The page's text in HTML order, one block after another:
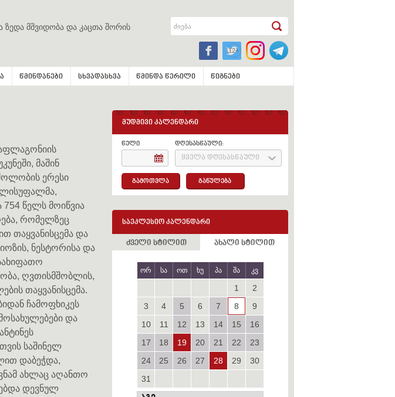
ზედა მშვიდობა და კაცთა შორის
წმინდანები სხვადასხვა წმინდა წერილი წიგნები
მაშინ
ერესი
754 წელს მოიწვია
რომელზეც
თაყვანისცემა და
ნესტორისა და
ღვთისმშობლის,
თაყვანისცემა.
ჩამოფხიკეს
და
საშინელ
დაბეჭდა,
ახლაც აღანთო
დევნულ
მუდმივი კალენდარი
წელი დღესასწაული:
ყველა დღესასწაული
გამოთვლა განულება
საეკლესიო კალენდარი
ძველი სტილით ახალი სტილით
ორ სა ოთ ხუ პა შა კვ
1
2
3
4 5 6 7 8
9
10
11 12 13 14 15
16
17
18 19 20 21 22
23
24
25 26 27 28 29
30
31